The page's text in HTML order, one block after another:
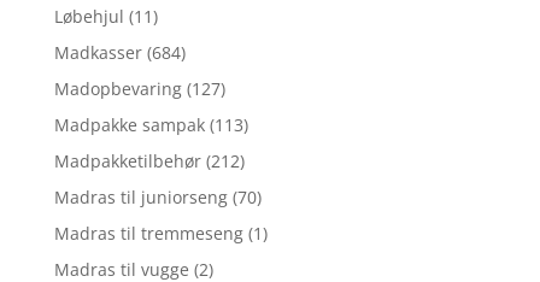
Løbehjul (11)
Madkasser (684)
Madopbevaring (127)
Madpakke sampak (113)
Madpakketilbehør (212)
Madras til juniorseng (70)
Madras til tremmeseng (1)
Madras til vugge (2)